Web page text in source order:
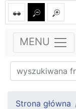
MENU
Strona główna